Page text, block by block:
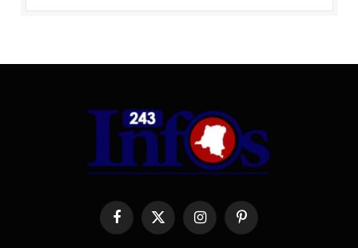
Facebook
X
InstagramPinterest